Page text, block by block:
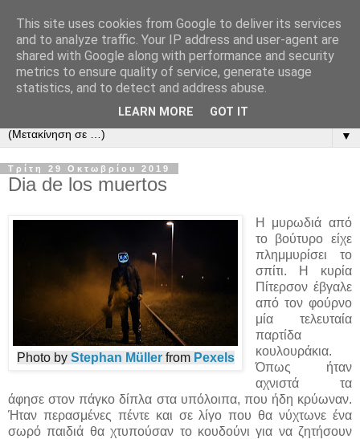
▼
Τρίτη 29 Οκτωβρίου 2019
Dia de los muertos
Photo by Stephan Müller from Pexels
Η μυρωδιά από
το βούτυρο είχε
πλημμυρίσει το
σπίτι. Η κυρία
Πίτερσον έβγαλε
από τον φούρνο
μία τελευταία
παρτίδα
κουλουράκια.
Όπως ήταν
αχνιστά τα
άφησε στον πάγκο δίπλα στα υπόλοιπα, που ήδη κρύωναν.
Ήταν περασμένες πέντε και σε λίγο που θα νύχτωνε ένα
σωρό παιδιά θα χτυπούσαν το κουδούνι για να ζητήσουν
This site uses cookies from Google to deliver its services
and to analyze traffic. Your IP address and user-agent are
shared with Google along with performance and security
metrics to ensure quality of service, generate usage
statistics, and to detect and address abuse.
LEARN MORE GOT IT